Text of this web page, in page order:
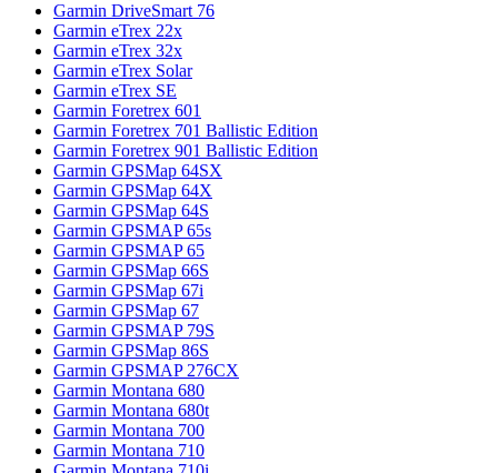
Garmin DriveSmart 76
Garmin eTrex 22x
Garmin eTrex 32x
Garmin eTrex Solar
Garmin eTrex SE
Garmin Foretrex 601
Garmin Foretrex 701 Ballistic Edition
Garmin Foretrex 901 Ballistic Edition
Garmin GPSMap 64SX
Garmin GPSMap 64X
Garmin GPSMap 64S
Garmin GPSMAP 65s
Garmin GPSMAP 65
Garmin GPSMap 66S
Garmin GPSMap 67i
Garmin GPSMap 67
Garmin GPSMAP 79S
Garmin GPSMap 86S
Garmin GPSMAP 276CX
Garmin Montana 680
Garmin Montana 680t
Garmin Montana 700
Garmin Montana 710